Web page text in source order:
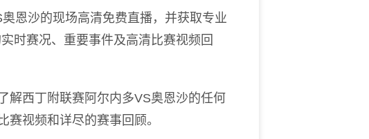
恩沙的现场高清免费直播，并获取专业
时赛况、重要事件及高清比赛视频回
解西丁附联赛阿尔内多VS奥恩沙的任何
视频和详尽的赛事回顾。